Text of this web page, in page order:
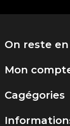
On reste
Mon
Cagégories